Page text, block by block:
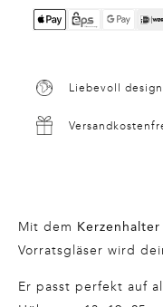
Liebevoll
Mit dem Kerzenhalter
Vorratsgläser wird
Er passt perfekt auf